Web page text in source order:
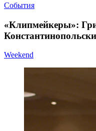
События
«Клипмейкеры»:
Weekend